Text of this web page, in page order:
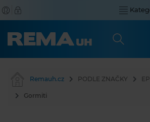
Remauh.cz PODLE ZNAČKY
Gormiti